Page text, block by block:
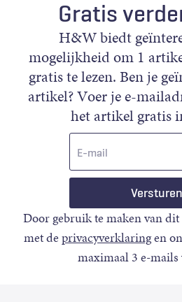
Gratis
H&W biedt
mogelijkheid om 1
gratis te lezen. Ben je
artikel? Voer je e-
het artikel gratis
Door gebruik te maken van
met deprivacyverklaringen
maximaal 3 e-